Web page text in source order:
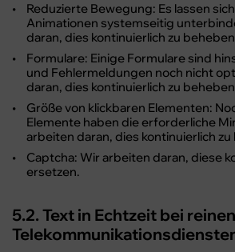
Reduzierte Bewegung: Es lassen
Animationen systemseitig
daran, dies kontinuierlich zu
Formulare: Einige Formulare sind
und Fehlermeldungen noch nicht
daran, dies kontinuierlich zu
Größe von klickbaren Elementen:
Elemente haben die erforderliche
arbeiten daran, dies kontinuierlich
Captcha: Wir arbeiten daran, diese
ersetzen.
5.2. Text in Echtzeit bei